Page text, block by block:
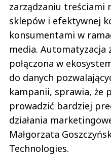
zarządzaniu treściami
sklepów i efektywnej
konsumentami w
media. Automatyzacja
połączona w
do danych
kampanii, sprawia, że
prowadzić bardziej
działania
Małgorzata
Technologies.